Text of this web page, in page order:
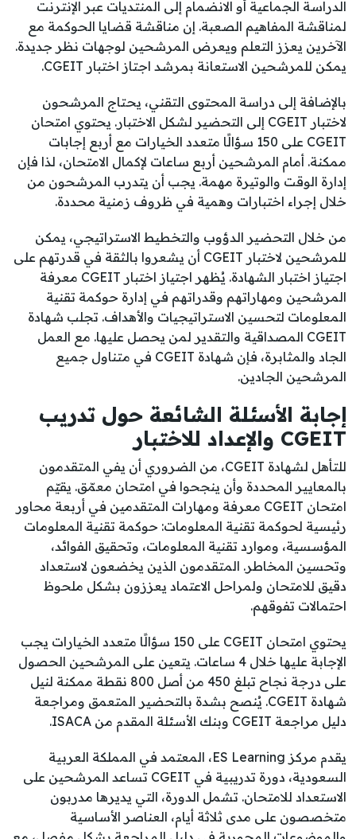
الدراسة الجماعية أو الانضمام إلى المنتديات عبر الإنترنت
لمناقشة المفاهيم الصعبة. إن مناقشة قضايا الحوكمة مع
الآخرين يعزز التعلم ويعرض المرشحين لوجهات نظر جديدة.
يمكن للمرشحين الاستعانة بمرشد اجتاز اختبار CGEIT.
بالإضافة إلى دراسة المحتوى التقني، يحتاج المرشحون
لاختبار CGEIT إلى التحضير لشكل الاختبار. يحتوي امتحان
CGEIT على 150 سؤالًا متعدد الخيارات مع أربع إجابات
ممكنة. أمام المرشحين أربع ساعات لإكمال الامتحان، لذا فإن
إدارة الوقت والوتيرة مهمة. يجب أن يتدرب المرشحون من
خلال إجراء اختبارات وهمية في ظروف زمنية محددة.
من خلال التحضير الدؤوب والتخطيط الاستراتيجي، يمكن
للمرشحين لاختبار CGEIT أن يشعروا بالثقة في قدرتهم على
اجتياز اختبار الشهادة. يُظهر اجتياز اختبار CGEIT معرفة
المرشحين ومهاراتهم وقدراتهم في إدارة حوكمة تقنية
المعلومات لتحسين الاستراتيجيات والأهداف. تجلب شهادة
CGEIT المصداقية والتقدير لمن يحصل عليها. مع العمل
الجاد والمثابرة، فإن شهادة CGEIT في متناول جميع
المرشحين الجادين.
إجابة الأسئلة الشائعة حول تدريب
CGEIT والإعداد للاختبار
للتأهل لشهادة CGEIT، من الضروري أن يفي المتقدمون
بالمعايير المحددة وأن ينجحوا في امتحان معمّق. يقيّم
امتحان CGEIT معرفة ومهارات المتقدمين في أربعة محاور
رئيسية لحوكمة تقنية المعلومات: حوكمة تقنية المعلومات
المؤسسية، وموارد تقنية المعلومات، وتحقيق الفوائد،
وتحسين المخاطر. المتقدمون الذين يخضعون لاستعداد
دقيق للامتحان ولمراحل الاعتماد يعززون بشكل ملحوظ
احتمالات تفوقهم.
يحتوي امتحان CGEIT على 150 سؤالًا متعدد الخيارات يجب
الإجابة عليها خلال 4 ساعات. يتعين على المرشحين الحصول
على درجة نجاح تبلغ 450 من أصل 800 نقطة ممكنة لنيل
شهادة CGEIT. يُنصح بشدة بالتحضير المتعمق ومراجعة
دليل مراجعة CGEIT وبنك الأسئلة المقدم من ISACA.
يقدم مركز ES Learning، المعتمد في المملكة العربية
السعودية، دورة تدريبية في CGEIT تساعد المرشحين على
الاستعداد للامتحان. تشمل الدورة، التي يديرها مدربون
متخصصون على مدى ثلاثة أيام، العناصر الأساسية